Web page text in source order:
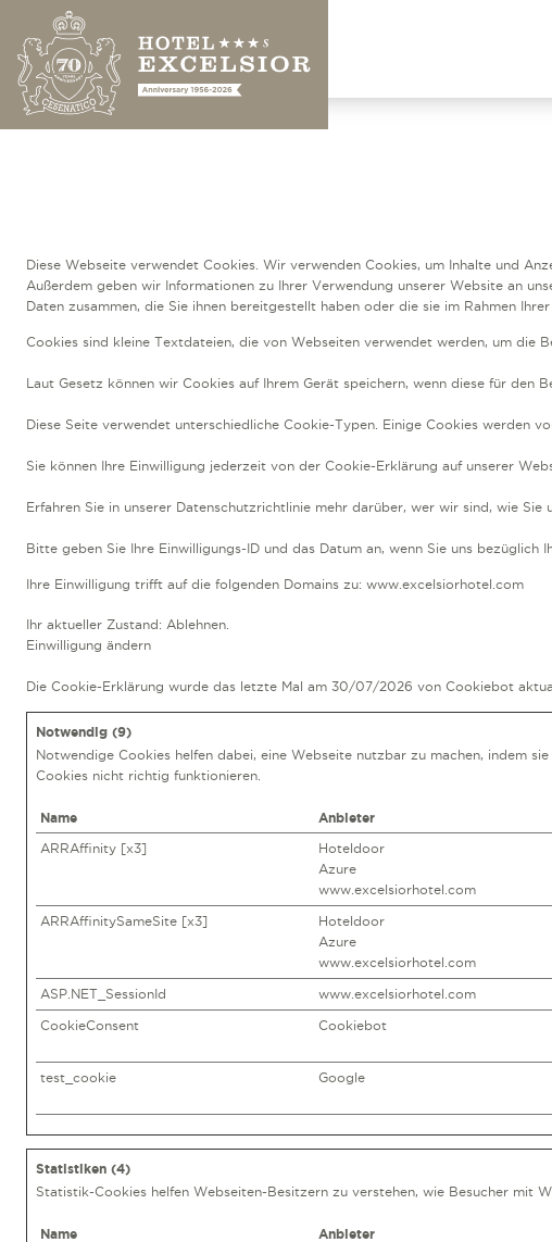
Diese Webseite verwendet Cookies. Wir verwenden Cookies, um Inhalte und
Außerdem geben wir Informationen zu Ihrer Verwendung unserer Website an
Daten zusammen, die Sie ihnen bereitgestellt haben oder die sie im Rahmen
Cookies sind kleine Textdateien, die von Webseiten verwendet werden, um die
Laut Gesetz können wir Cookies auf Ihrem Gerät speichern, wenn diese für
Diese Seite verwendet unterschiedliche Cookie-Typen. Einige Cookies werden
Sie können Ihre Einwilligung jederzeit von der Cookie-Erklärung auf unserer
Erfahren Sie in unserer Datenschutzrichtlinie mehr darüber, wer wir sind, wie
Bitte geben Sie Ihre Einwilligungs-ID und das Datum an, wenn Sie uns bezüglich
Ihre Einwilligung trifft auf die folgenden Domains zu: www.excelsiorhotel.com
Ihr aktueller Zustand: Ablehnen.
Einwilligung ändern
Die Cookie-Erklärung wurde das letzte Mal am 30/07/2026 von Cookiebot
Notwendig (9)
Notwendige Cookies helfen dabei, eine Webseite nutzbar zu machen, indem
Cookies nicht richtig funktionieren.
Name Anbieter
ARRAffinity [x3]
Hoteldoor
Azure
www.excelsiorhotel.com
ARRAffinitySameSite [x3]
Hoteldoor
Azure
www.excelsiorhotel.com
ASP.NET_SessionId www.excelsiorhotel.com
CookieConsent Cookiebot
test_cookie Google
Statistiken (4)
Statistik-Cookies helfen Webseiten-Besitzern zu verstehen, wie Besucher mit
Name Anbieter